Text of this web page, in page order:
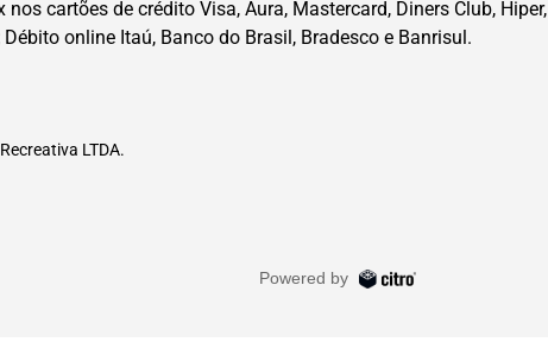
nos cartões de crédito Visa, Aura, Mastercard, Diners Club, Hiper,
online Itaú, Banco do Brasil, Bradesco e Banrisul.
LTDA.
Powered by